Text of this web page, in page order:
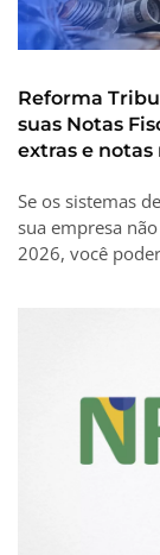
Reforma
suas Notas
extras e
Se os sistemas
sua empresa
2026, você